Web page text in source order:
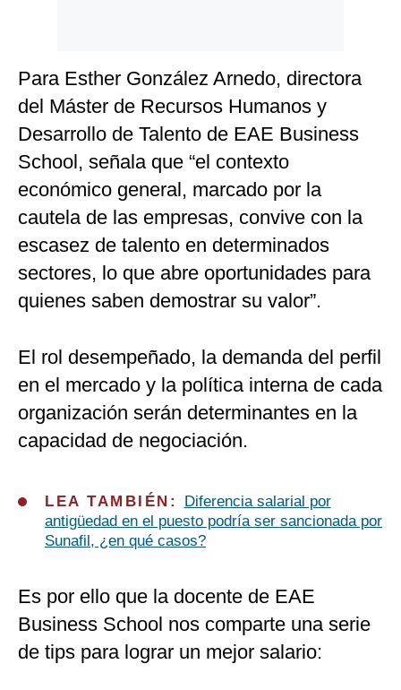
Para Esther González Arnedo, directora
del Máster de Recursos Humanos y
Desarrollo de Talento de EAE Business
School, señala que “el contexto
económico general, marcado por la
cautela de las empresas, convive con la
escasez de talento en determinados
sectores, lo que abre oportunidades para
quienes saben demostrar su valor”.
El rol desempeñado, la demanda del perfil
en el mercado y la política interna de cada
organización serán determinantes en la
capacidad de negociación.
L EA TAMBIÉN:
Diferencia salarial por
antigüedad en el puesto podría ser sancionada por
Sunafil, ¿en qué casos?
Es por ello que la docente de EAE
Business School nos comparte una serie
de tips para lograr un mejor salario: